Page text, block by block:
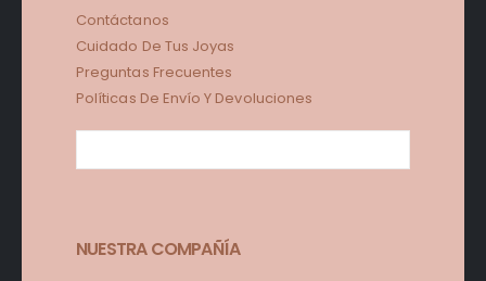
Contáctanos
Cuidado De Tus Joyas
Preguntas Frecuentes
Políticas De Envío Y Devoluciones
NUESTRA COMPAÑÍA